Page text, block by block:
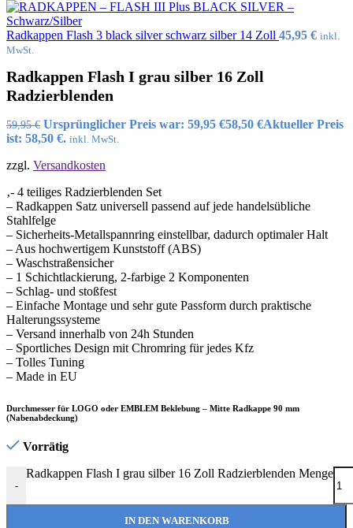
DetailerHot
All-in-One
Sonax XTREME Ceramic
PLUS
Sonax XTREME
ReifenGlanzSpray Wet Look
Shampoo
Sonax XTREME ScheibenKlar
Die Sonax Welt auf auto-
radkappen.de
Produktvielfalt der Pflegeprodukte
Radkappen Flash 3 black silver schwarz silber 14 Zoll 45,95 € inkl.
MwSt.
Radkappen Flash I grau silber 16 Zoll
Radzierblenden
59,95€ Ursprünglicher Preis war: 59,95 €58,50 €Aktueller Preis
ist: 58,50 €. inkl. MwSt.
zzgl. Versandkosten
‚- 4 teiliges Radzierblenden Set
– Radkappen Satz universell passend auf jede handelsübliche
Stahlfelge
– Sicherheits-Metallspannring einstellbar, dadurch optimaler Halt
– Aus hochwertigem Kunststoff (ABS)
– Waschstraßensicher
– 1 Schichtlackierung, 2-farbige 2 Komponenten
– Schlag- und stoßfest
– Einfache Montage und sehr gute Passform durch praktische
Halterungssysteme
– Versand innerhalb von 24h Stunden
– Sportliches Design mit Chromring für jedes Kfz
– Tolles Tuning
– Made in EU
Durchmesser für LOGO oder EMBLEM Beklebung – Mitte Radkappe 90 mm
(Nabenabdeckung)
Vorrätig
-
Radkappen Flash I grau silber 16 Zoll Radzierblenden Menge
IN DEN WARENKORB